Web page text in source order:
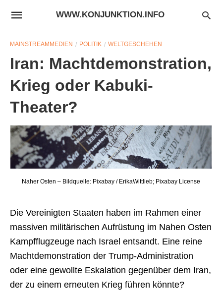
WWW.KONJUNKTION.INFO
MAINSTREAMMEDIEN POLITIK WELTGESCHEHEN
Iran: Machtdemonstration,
Krieg oder Kabuki-
Theater?
Naher Osten – Bildquelle: Pixabay / ErikaWittlieb; Pixabay License
Die Vereinigten Staaten haben im Rahmen einer
massiven militärischen Aufrüstung im Nahen Osten
Kampfflugzeuge nach Israel entsandt. Eine reine
Machtdemonstration der Trump-Administration
oder eine gewollte Eskalation gegenüber dem Iran,
der zu einem erneuten Krieg führen könnte?